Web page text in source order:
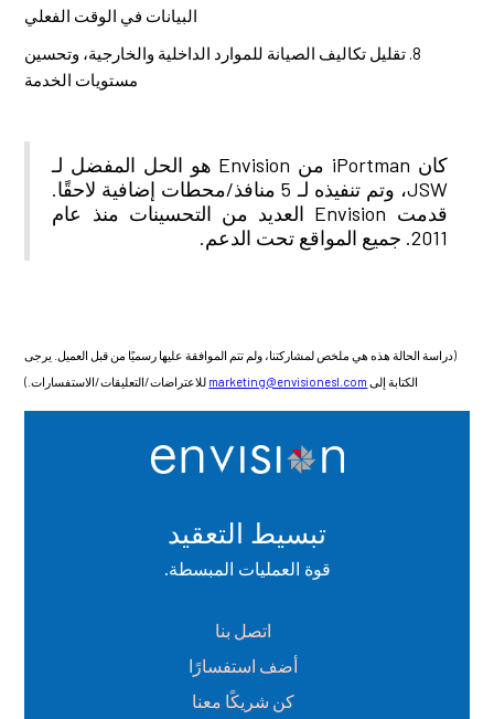
البيانات في الوقت الفعلي
8. تقليل تكاليف الصيانة للموارد الداخلية والخارجية، وتحسين
مستويات الخدمة
كان iPortman من Envision هو الحل المفضل لـ
JSW، وتم تنفيذه لـ 5 منافذ/محطات إضافية لاحقًا.
قدمت Envision العديد من التحسينات منذ عام
2011. جميع المواقع تحت الدعم.
(دراسة الحالة هذه هي ملخص لمشاركتنا، ولم تتم الموافقة عليها رسميًا من قبل العميل. يرجى
الكتابة إلى marketing@envisionesl.com للاعتراضات/التعليقات/الاستفسارات.)
تبسيط التعقيد
قوة العمليات المبسطة.
اتصل بنا
أضف استفسارًا
كن شريكًا معنا